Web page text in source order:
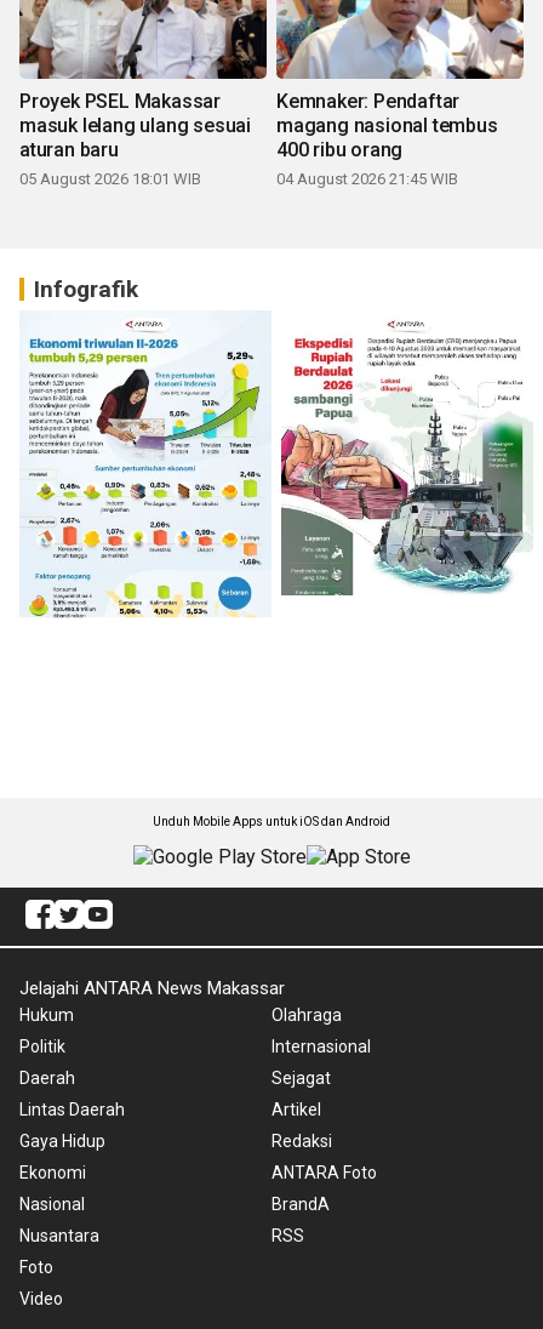
Proyek PSEL Makassar
masuk lelang ulang sesuai
aturan baru
05 August 2026 18:01 WIB
Kemnaker: Pendaftar
magang nasional tembus
400 ribu orang
04 August 2026 21:45 WIB
Infografik
Unduh Mobile Apps untuk iOS dan Android
Jelajahi ANTARA News Makassar
Hukum
Politik
Daerah
Lintas Daerah
Gaya Hidup
Ekonomi
Nasional
Nusantara
Foto
Video
Olahraga
Internasional
Sejagat
Artikel
Redaksi
ANTARA Foto
BrandA
RSS